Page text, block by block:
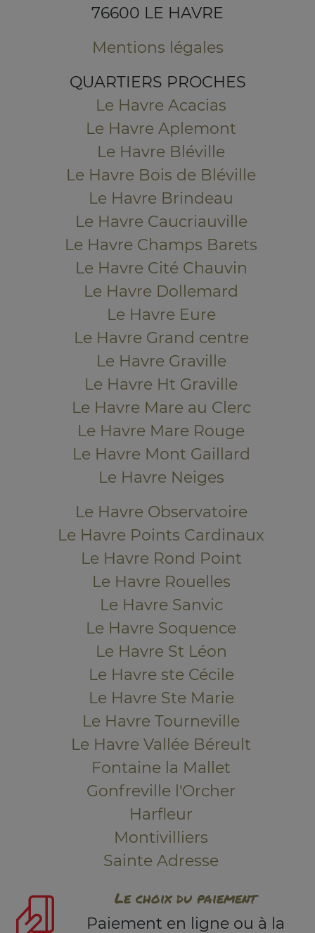
76600 LE HAVRE
Mentions légales
QUARTIERS PROCHES
Le Havre Acacias
Le Havre Aplemont
Le Havre Bléville
Le Havre Bois de Bléville
Le Havre Brindeau
Le Havre Caucriauville
Le Havre Champs Barets
Le Havre Cité Chauvin
Le Havre Dollemard
Le Havre Eure
Le Havre Grand centre
Le Havre Graville
Le Havre Ht Graville
Le Havre Mare au Clerc
Le Havre Mare Rouge
Le Havre Mont Gaillard
Le Havre Neiges
Le Havre Observatoire
Le Havre Points Cardinaux
Le Havre Rond Point
Le Havre Rouelles
Le Havre Sanvic
Le Havre Soquence
Le Havre St Léon
Le Havre ste Cécile
Le Havre Ste Marie
Le Havre Tourneville
Le Havre Vallée Béreult
Fontaine la Mallet
Gonfreville l'Orcher
Harfleur
Montivilliers
Sainte Adresse
Le choix du paiement
Paiement en ligne ou à la